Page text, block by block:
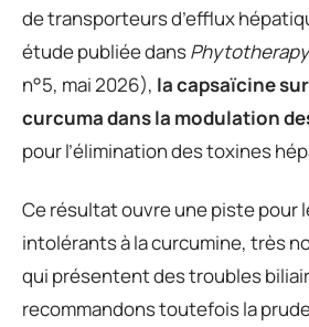
de transporteurs d’efflux
étude publiée dans
n°5, mai 2026), la capsaïcine
curcuma dans la modulation
pour l’élimination des toxines
Ce résultat ouvre une piste pour
intolérants à la curcumine, très
qui présentent des troubles
recommandons toutefois la